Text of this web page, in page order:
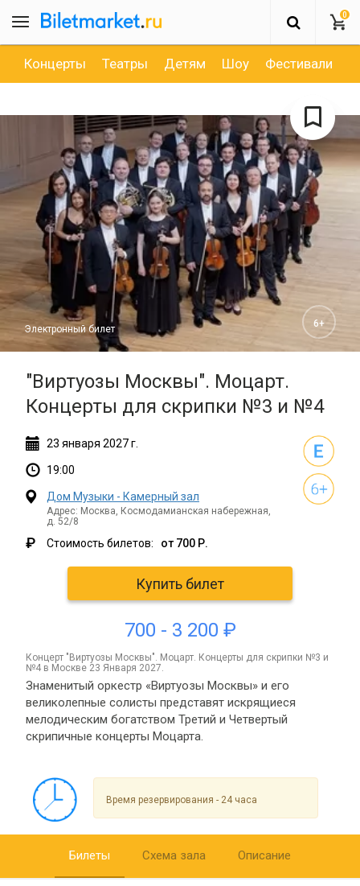
0
Концерты Театры Детям Шоу Фестивали
"Виртуозы Москвы". Моцарт.
Концерты для скрипки №3 и №4
Электронный билет 6+
23 января 2027 г.
19:00
Дом Музыки - Камерный зал
Адрес: Москва, Космодамианская набережная,
д. 52/8
₽ Стоимость билетов: от 700 Р.
Купить билет
700 - 3 200 ₽
концерт "Виртуозы Москвы". Моцарт. Концерты для скрипки №3 и
№4 в Москве 23 Января 2027.
Знаменитый оркестр «Виртуозы Москвы» и его
великолепные солисты представят искрящиеся
мелодическим богатством Третий и Четвертый
скрипичные концерты Моцарта.
Время резервирования - 24 часа
Билеты Схема зала Описание